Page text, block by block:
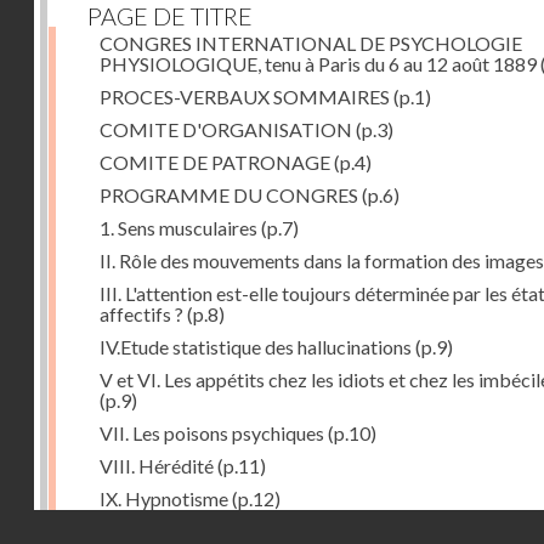
PAGE DE TITRE
CONGRES INTERNATIONAL DE PSYCHOLOGIE
PHYSIOLOGIQUE, tenu à Paris du 6 au 12 août 1889
PROCES-VERBAUX SOMMAIRES (p.1)
COMITE D'ORGANISATION (p.3)
COMITE DE PATRONAGE(p.4)
PROGRAMME DU CONGRES (p.6)
1. Sens musculaires (p.7)
II. Rôle des mouvements dans la formation des images
III. L'attention est-elle toujours déterminée par les
affectifs ? (p.8)
IV.Etude statistique des hallucinations (p.9)
V et VI. Les appétits chez les idiots et chez les
(p.9)
VII. Les poisons psychiques (p.10)
VIII. Hérédité(p.11)
IX. Hypnotisme(p.12)